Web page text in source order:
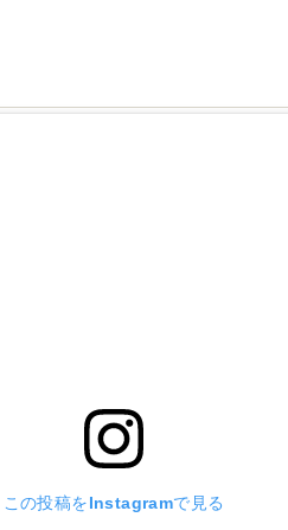
この投稿をInstagramで見る